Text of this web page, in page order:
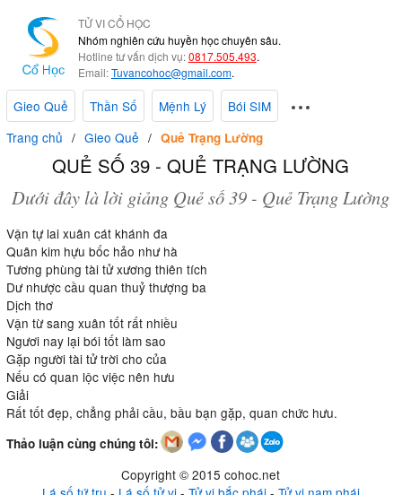
TỬ VI CỔ HỌC
Nhóm nghiên cứu huyền học chuyên sâu.
Hotline tư vấn dịch vụ:0817.505.493.
Email:Tuvancohoc@gmail.com.
Gieo Quẻ Thần Số Mệnh Lý
Bói SIM
Trang chủ
Gieo Quẻ Quẻ Trạng Lường
QUẺ SỐ 39 - QUẺ TRẠNG LƯỜNG
Dưới đây là lời giảng Quẻ số 39 - Quẻ Trạng Lường
Vận tự lai xuân cát khánh đa
Quân kim hựu bốc hảo như hà
Tương phùng tài tử xương thiên tích
Dư nhược cầu quan thuỷ thượng ba
Dịch thơ
Vận từ sang xuân tốt rất nhiều
Ngươi nay lại bói tốt làm sao
Gặp người tài tử trời cho của
Nếu có quan lộc việc nên hưu
Giải
Rất tốt đẹp, chẳng phải cầu, bầu bạn gặp, quan chức hưu.
Thảo luận cùng chúng tôi:
Copyright © 2015 cohoc.net